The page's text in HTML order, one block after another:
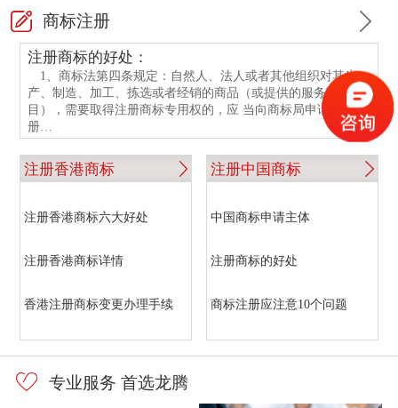
商标注册
注册商标的好处：
1、商标法第四条规定：自然人、法人或者其他组织对其生
产、制造、加工、拣选或者经销的商品（或提供的服务项
目），需要取得注册商标专用权的，应 当向商标局申请商标注
册…
注册香港商标
注册香港商标六大好处
注册香港商标详情
香港注册商标变更办理手续
注册中国商标
中国商标申请主体
注册商标的好处
商标注册应注意10个问题
专业服务 首选龙腾